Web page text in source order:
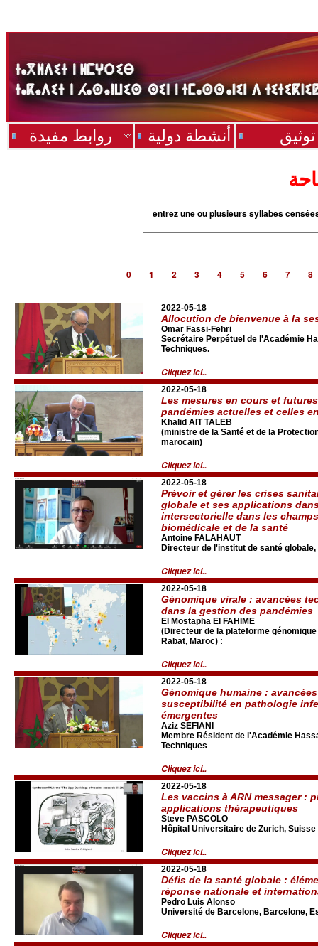
روابط مفيدة أنشطة دولية توثيق
entrez une ou plusieurs syllabes
0 1 2 3 4 5 6 7 8
2022-05-18
Allocution de bienvenue à la
Omar Fassi-Fehri
Secrétaire Perpétuel de l'Académie
Techniques.
Cliquez ici..
2022-05-18
Les mesures en cours et
pandémies actuelles et celles
Khalid AIT TALEB
(ministre de la Santé et de la
marocain)
Cliquez ici..
2022-05-18
Prévoir et gérer les crises
globale et ses applications
intersectorielle dans les
biomédicale et de la santé
Antoine FALAHAUT
Directeur de l'institut de santé
Cliquez ici..
2022-05-18
Génomique virale : avancées
dans la gestion des pandémies
El Mostapha El FAHIME
(Directeur de la plateforme
Rabat, Maroc) :
Cliquez ici..
2022-05-18
Génomique humaine :
susceptibilité en pathologie
émergentes
Aziz SEFIANI
Membre Résident de l'Académie
Techniques
Cliquez ici..
2022-05-18
Les vaccins à ARN messager :
applications thérapeutiques
Steve PASCOLO
Hôpital Universitaire de Zurich, Suisse
Cliquez ici..
2022-05-18
Défis de la santé globale :
réponse nationale et
Pedro Luis Alonso
Université de Barcelone, Barcelone,
Cliquez ici..